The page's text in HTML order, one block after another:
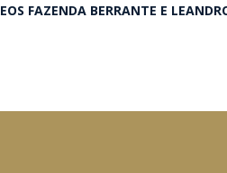
FAZENDA BERRANTE E